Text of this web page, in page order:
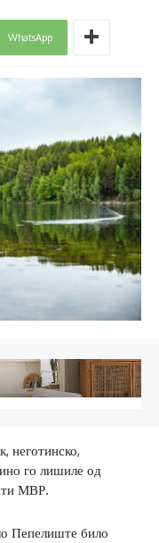
WhatsApp
неготинско,
го лишиле од
МВР.
Пепелиште било